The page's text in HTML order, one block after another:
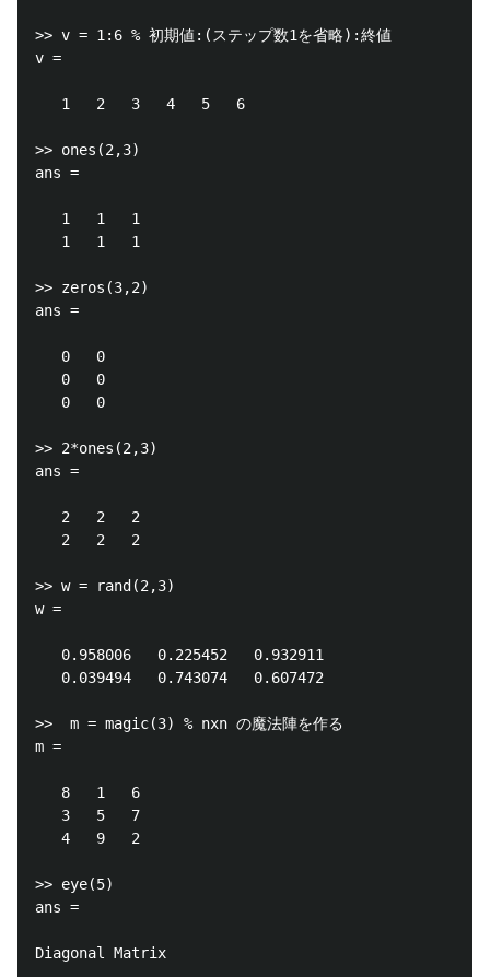
>> v = 1:6 % 初期値:(ステップ数1を省略):終値
v =
   1   2   3   4   5   6
>> ones(2,3)
ans =
   1   1   1
   1   1   1
>> zeros(3,2)
ans =
   0   0
   0   0
   0   0
>> 2*ones(2,3)
ans =
   2   2   2
   2   2   2
>> w = rand(2,3)
w =
   0.958006   0.225452   0.932911
   0.039494   0.743074   0.607472
>>  m = magic(3) % nxn の魔法陣を作る
m =
   8   1   6
   3   5   7
   4   9   2
>> eye(5)
ans =
Diagonal Matrix